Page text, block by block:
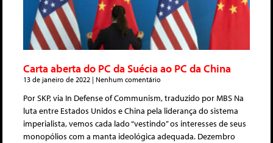
Carta aberta do PC da Suécia ao PC da China
13 de janeiro de 2022 Nenhum comentário
Por SKP, via In Defense of Communism, traduzido por MBS Na
luta entre Estados Unidos e China pela liderança do sistema
imperialista, vemos cada lado “vestindo” os interesses de seus
monopólios com a manta ideológica adequada. Dezembro